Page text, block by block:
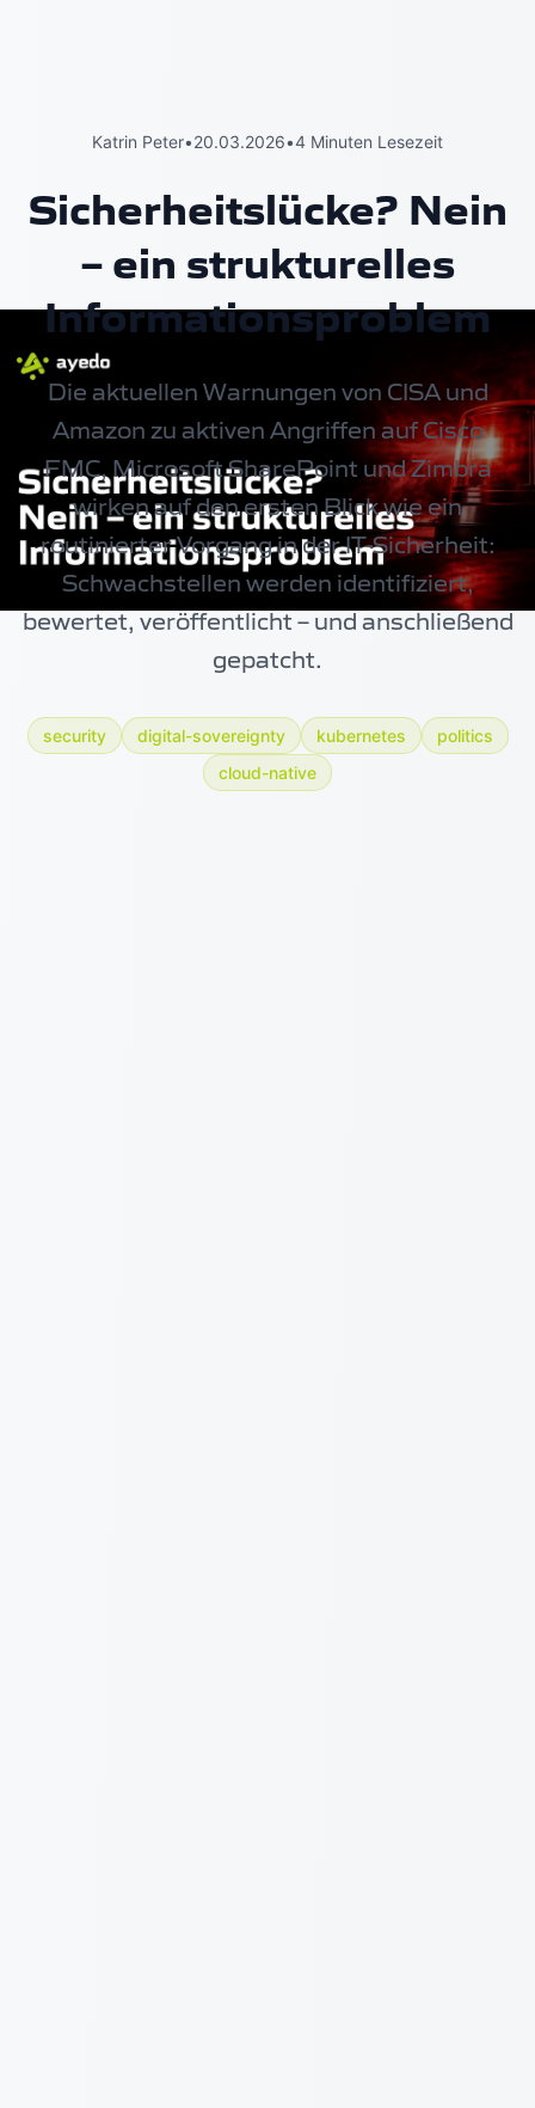
Katrin Peter•20.03.2026•4 Minuten Lesezeit
Sicherheitslücke? Nein
– ein strukturelles
Informationsproblem
Die aktuellen Warnungen von CISA und
Amazon zu aktiven Angriffen auf Cisco
FMC, Microsoft SharePoint und Zimbra
wirken auf den ersten Blick wie ein
routinierter Vorgang in der IT-Sicherheit:
Schwachstellen werden identifiziert,
bewertet, veröffentlicht – und anschließend
gepatcht.
security digital-sovereignty kubernetes
politics
cloud-native